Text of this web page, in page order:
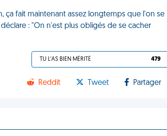
ça fait maintenant assez longtemps que l'on se
: "On n'est plus obligés de se cacher
TU L'AS BIEN MÉRITÉ 479
Reddit Tweet Partager